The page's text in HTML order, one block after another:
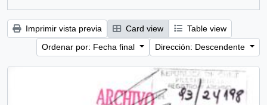
Imprimir vista previa Card view
Table view
Ordenar por: Fecha final
Dirección: Descendente